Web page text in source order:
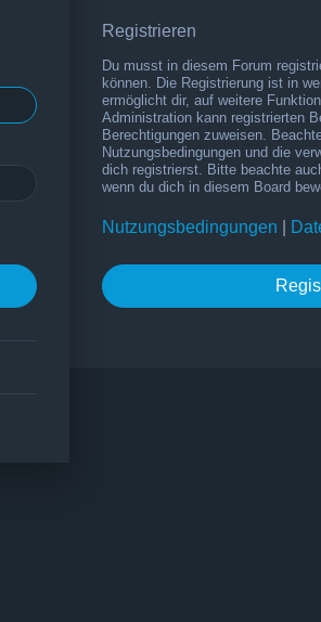
Registrieren
Du musst in diesem Forum
können. Die Registrierung ist in
ermöglicht dir, auf weitere
Administration kann registrierten
Berechtigungen zuweisen.
Nutzungsbedingungen und die
dich registrierst. Bitte beachte
wenn du dich in diesem Board
Nutzungsbedingungen